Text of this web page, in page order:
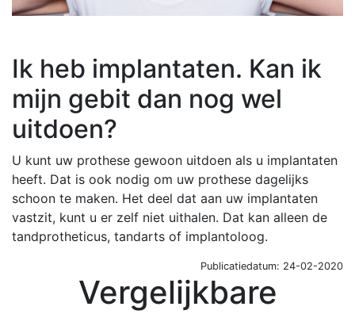
Ik heb implantaten. Kan ik
mijn gebit dan nog wel
uitdoen?
U kunt uw prothese gewoon uitdoen als u implantaten
heeft. Dat is ook nodig om uw prothese dagelijks
schoon te maken. Het deel dat aan uw implantaten
vastzit, kunt u er zelf niet uithalen. Dat kan alleen de
tandprotheticus, tandarts of implantoloog.
Publicatiedatum: 24-02-2020
Vergelijkbare